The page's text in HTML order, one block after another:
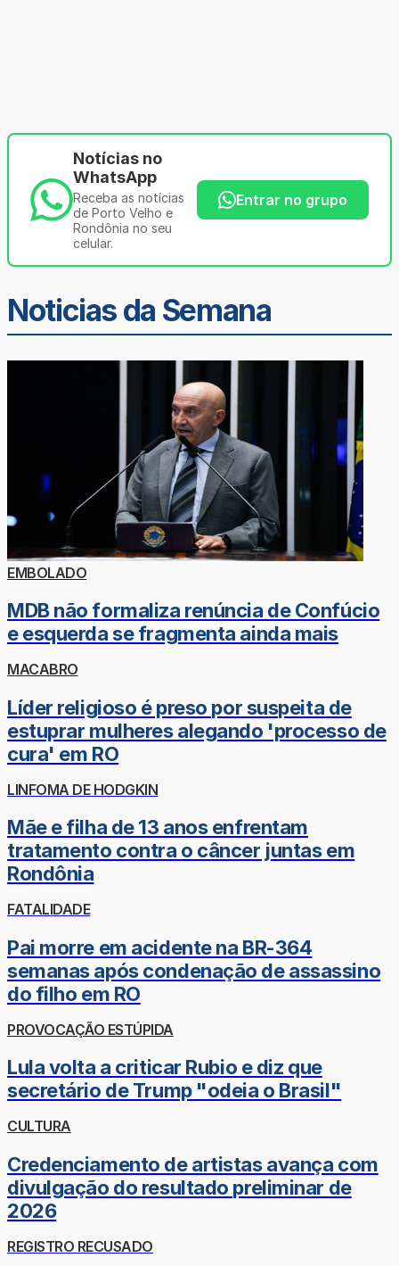
Notícias no
WhatsApp
Receba as notícias
de Porto Velho e
Rondônia no seu
celular.
Entrar no grupo
Noticias da Semana
EMBOLADO
MDB não formaliza renúncia de Confúcio
e esquerda se fragmenta ainda mais
MACABRO
Líder religioso é preso por suspeita de
estuprar mulheres alegando 'processo de
cura' em RO
LINFOMA DE HODGKIN
Mãe e filha de 13 anos enfrentam
tratamento contra o câncer juntas em
Rondônia
FATALIDADE
Pai morre em acidente na BR-364
semanas após condenação de assassino
do filho em RO
PROVOCAÇÃO ESTÚPIDA
Lula volta a criticar Rubio e diz que
secretário de Trump "odeia o Brasil"
CULTURA
Credenciamento de artistas avança com
divulgação do resultado preliminar de
2026
REGISTRO RECUSADO